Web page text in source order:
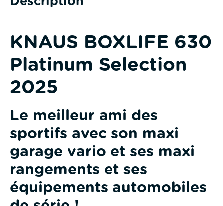
KNAUS BOXLIFE 630
Platinum Selection
2025
Le meilleur ami des
sportifs avec son maxi
garage vario et ses maxi
rangements et ses
équipements automobiles